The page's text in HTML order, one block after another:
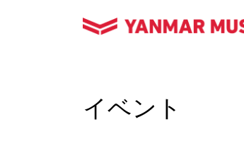
イベント